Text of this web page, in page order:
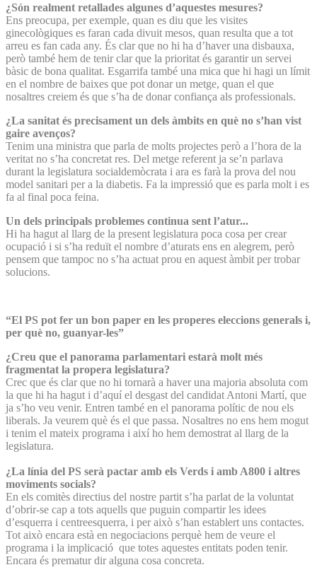
¿Són realment retallades algunes d’aquestes mesures?
Ens preocupa, per exemple, quan es diu que les visites
ginecològiques es faran cada divuit mesos, quan resulta que a tot
arreu es fan cada any. És clar que no hi ha d’haver una disbauxa,
però també hem de tenir clar que la prioritat és garantir un servei
bàsic de bona qualitat. Esgarrifa també una mica que hi hagi un límit
en el nombre de baixes que pot donar un metge, quan el que
nosaltres creiem és que s’ha de donar confiança als professionals.
¿La sanitat és precisament un dels àmbits en què no s’han vist
gaire avenços?
Tenim una ministra que parla de molts projectes però a l’hora de la
veritat no s’ha concretat res. Del metge referent ja se’n parlava
durant la legislatura socialdemòcrata i ara es farà la prova del nou
model sanitari per a la diabetis. Fa la impressió que es parla molt i es
fa al final poca feina.
Un dels principals problemes continua sent l’atur...
Hi ha hagut al llarg de la present legislatura poca cosa per crear
ocupació i si s’ha reduït el nombre d’aturats ens en alegrem, però
pensem que tampoc no s’ha actuat prou en aquest àmbit per trobar
solucions.
“El PS pot fer un bon paper en les properes eleccions generals i,
per què no, guanyar-les”
¿Creu que el panorama parlamentari estarà molt més
fragmentat la propera legislatura?
Crec que és clar que no hi tornarà a haver una majoria absoluta com
la que hi ha hagut i d’aquí el desgast del candidat Antoni Martí, que
ja s’ho veu venir. Entren també en el panorama polític de nou els
liberals. Ja veurem què és el que passa. Nosaltres no ens hem mogut
i tenim el mateix programa i així ho hem demostrat al llarg de la
legislatura.
¿La línia del PS serà pactar amb els Verds i amb A800 i altres
moviments socials?
En els comitès directius del nostre partit s’ha parlat de la voluntat
d’obrir-se cap a tots aquells que puguin compartir les idees
d’esquerra i centreesquerra, i per això s’han establert uns contactes.
Tot això encara està en negociacions perquè hem de veure el
programa i la implicació que totes aquestes entitats poden tenir.
Encara és prematur dir alguna cosa concreta.